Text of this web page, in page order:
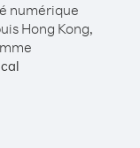
numérique
Hong Kong,